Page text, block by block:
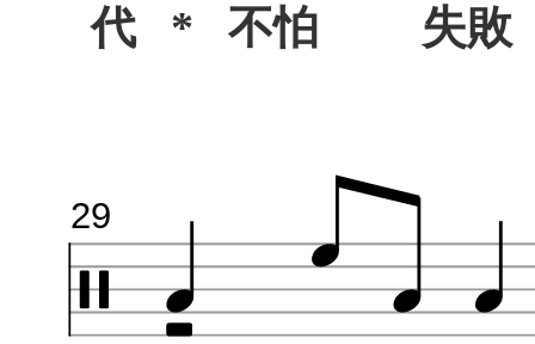
代 * 不怕 失
29